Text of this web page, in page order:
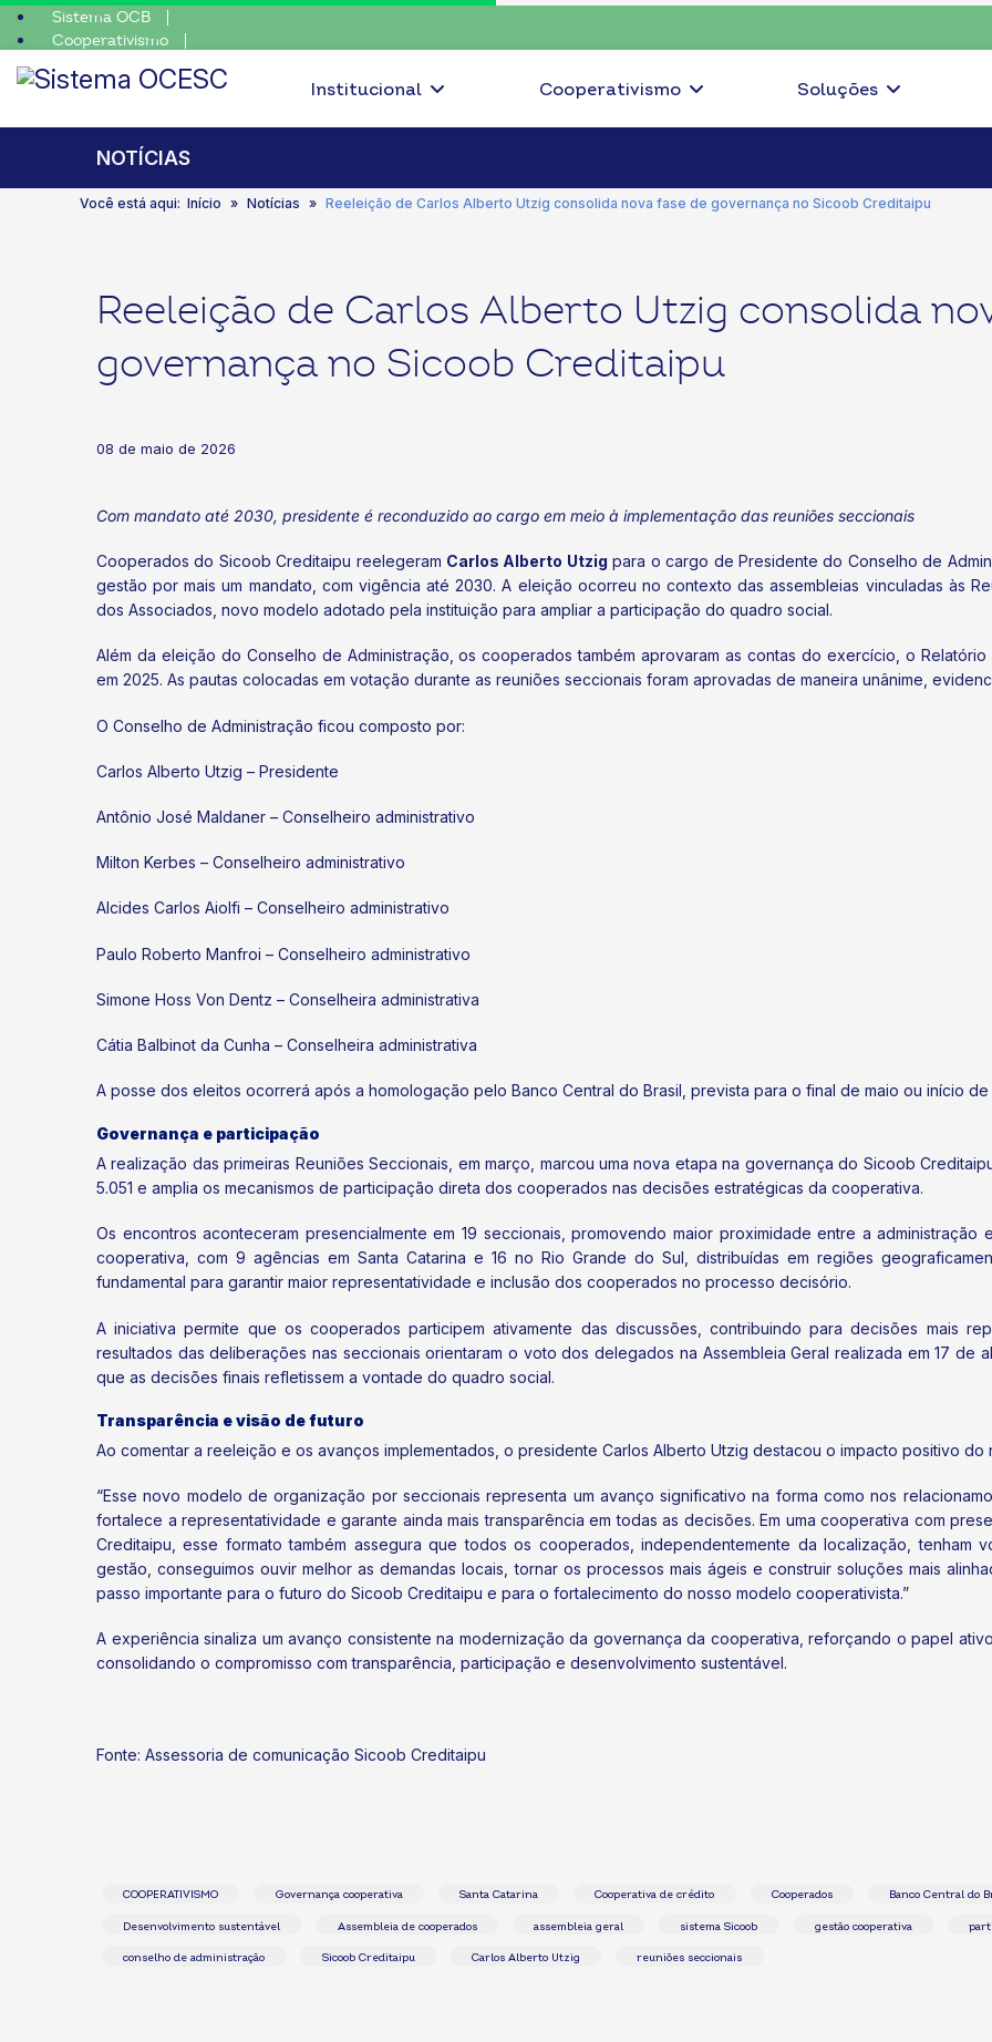
Sistema OCB
Cooperativismo
Institucional Cooperativismo Soluções
NOTÍCIAS
Você está aqui: Início Notícias Reeleição de Carlos Alberto Utzig consolida nova fase de governança no Sicoob Creditaipu
Reeleição de Carlos Alberto Utzig consolida
governança no Sicoob Creditaipu
08 de maio de 2026
Com mandato até 2030, presidente é reconduzido ao cargo em meio à implementação das reuniões seccionais
Cooperados do Sicoob Creditaipu reelegeram Carlos Alberto Utzig para o cargo de Presidente do Conselho de
gestão por mais um mandato, com vigência até 2030. A eleição ocorreu no contexto das assembleias vinculadas às
dos Associados, novo modelo adotado pela instituição para ampliar a participação do quadro social.
Além da eleição do Conselho de Administração, os cooperados também aprovaram as contas do exercício, o
em 2025. As pautas colocadas em votação durante as reuniões seccionais foram aprovadas de maneira unânime,
O Conselho de Administração ficou composto por:
Carlos Alberto Utzig – Presidente
Antônio José Maldaner – Conselheiro administrativo
Milton Kerbes – Conselheiro administrativo
Alcides Carlos Aiolfi – Conselheiro administrativo
Paulo Roberto Manfroi – Conselheiro administrativo
Simone Hoss Von Dentz – Conselheira administrativa
Cátia Balbinot da Cunha – Conselheira administrativa
A posse dos eleitos ocorrerá após a homologação pelo Banco Central do Brasil, prevista para o final de maio ou início de
Governança e participação
A realização das primeiras Reuniões Seccionais, em março, marcou uma nova etapa na governança do Sicoob
5.051 e amplia os mecanismos de participação direta dos cooperados nas decisões estratégicas da cooperativa.
Os encontros aconteceram presencialmente em 19 seccionais, promovendo maior proximidade entre a
cooperativa, com 9 agências em Santa Catarina e 16 no Rio Grande do Sul, distribuídas em regiões
fundamental para garantir maior representatividade e inclusão dos cooperados no processo decisório.
A iniciativa permite que os cooperados participem ativamente das discussões, contribuindo para decisões mais
resultados das deliberações nas seccionais orientaram o voto dos delegados na Assembleia Geral realizada em 17
que as decisões finais refletissem a vontade do quadro social.
Transparência e visão de futuro
Ao comentar a reeleição e os avanços implementados, o presidente Carlos Alberto Utzig destacou o impacto positivo do
“Esse novo modelo de organização por seccionais representa um avanço significativo na forma como nos
fortalece a representatividade e garante ainda mais transparência em todas as decisões. Em uma cooperativa com
Creditaipu, esse formato também assegura que todos os cooperados, independentemente da localização, tenham
gestão, conseguimos ouvir melhor as demandas locais, tornar os processos mais ágeis e construir soluções mais
passo importante para o futuro do Sicoob Creditaipu e para o fortalecimento do nosso modelo cooperativista.”
A experiência sinaliza um avanço consistente na modernização da governança da cooperativa, reforçando o papel
consolidando o compromisso com transparência, participação e desenvolvimento sustentável.
Fonte: Assessoria de comunicação Sicoob Creditaipu
COOPERATIVISMO Governança cooperativa Santa Catarina Cooperativa de crédito Cooperados Banco Central do
Desenvolvimento sustentável Assembleia de cooperados assembleia geral sistema Sicoob gestão cooperativa
conselho de administração Sicoob Creditaipu Carlos Alberto Utzig reuniões seccionais